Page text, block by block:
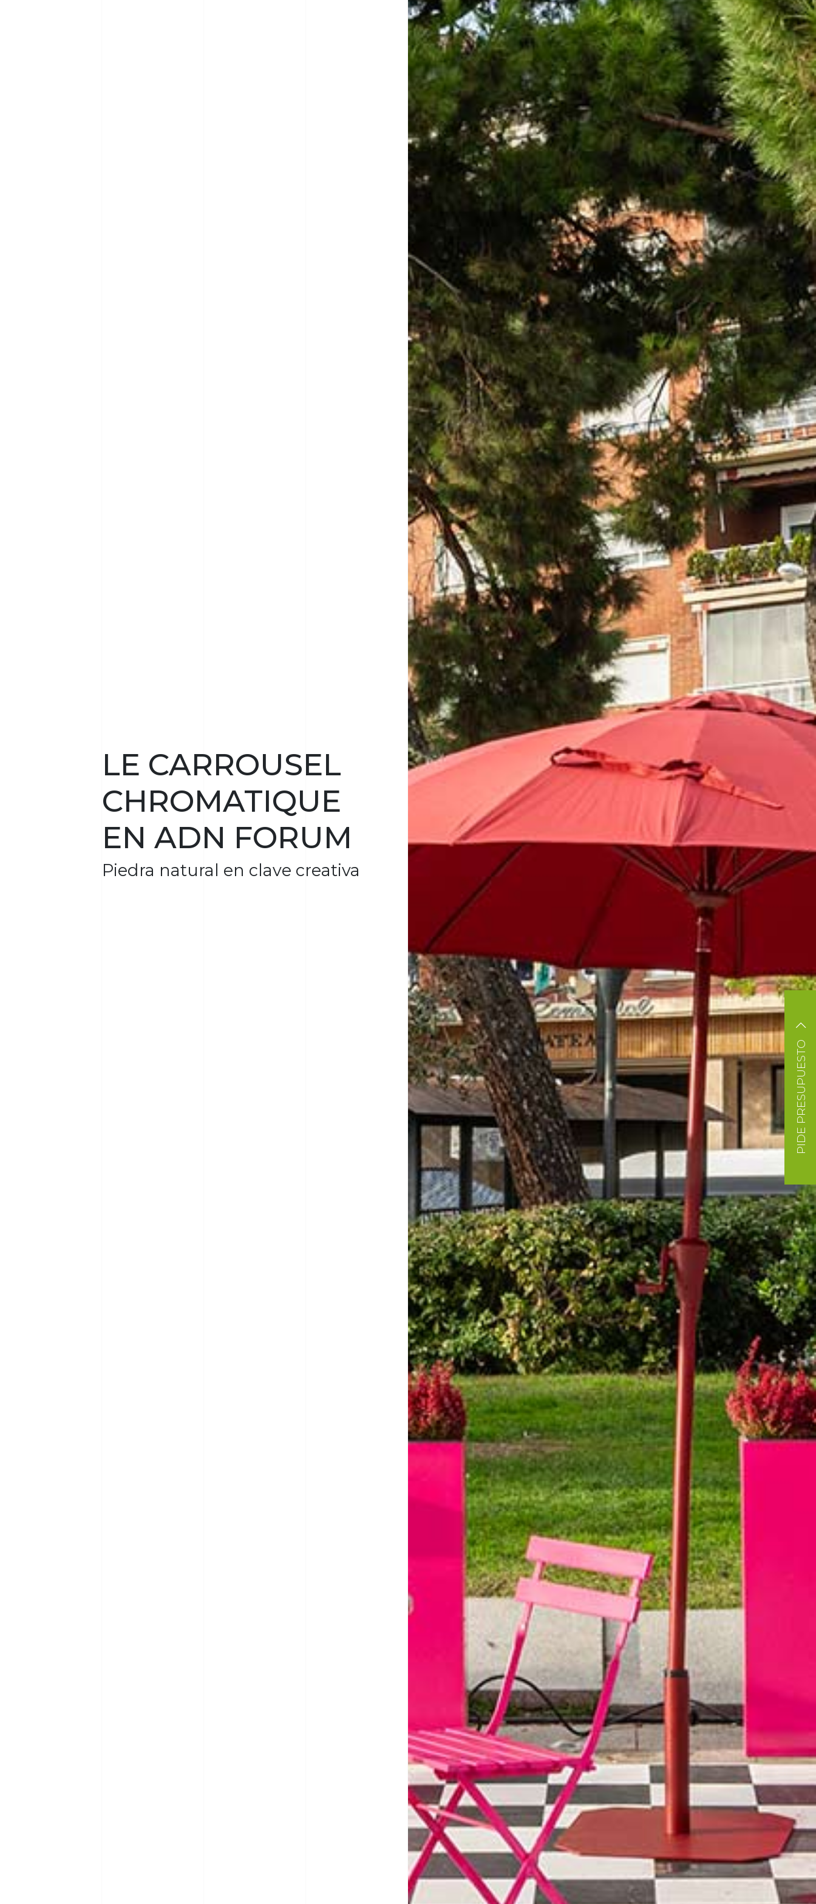
LE CARROUSEL
CHROMATIQUE
EN ADN FORUM
Piedra natural en clave creativa
PIDE PRESUPUESTO